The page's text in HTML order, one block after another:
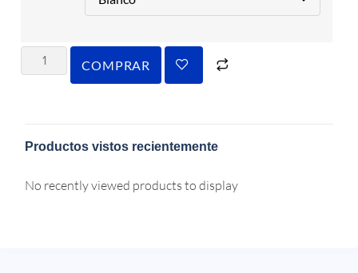
COMPRAR
Productos vistos recientemente
No recently viewed products to display